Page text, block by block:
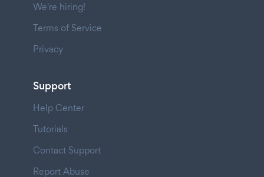
We're hiring!
Terms of Service
Privacy
Support
Help Center
Tutorials
Contact Support
Report Abuse